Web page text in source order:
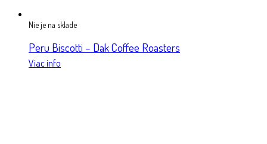
Nie je na sklade
Peru Biscotti – Dak Coffee Roasters
Viac info